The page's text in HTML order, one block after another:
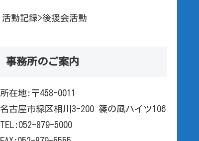
活動記録>後援会活動
事務所のご案内
所在地:〒458-0011
名古屋市緑区相川3-200 篠の風ハイツ106
TEL:052-879-5000